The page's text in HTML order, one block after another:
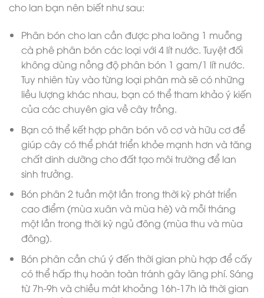
cho lan bạn nên biết như sau:
Phân bón cho lan cần được pha loãng 1 muỗng
cà phê phân bón các loại với 4 lít nước. Tuyệt đối
không dùng nồng độ phân bón 1 gam/1 lít nước.
Tuy nhiên tùy vào từng loại phân mà sẽ có những
liều lượng khác nhau, bạn có thể tham khảo ý kiến
của các chuyên gia về cây trồng.
Bạn có thể kết hợp phân bón vô cơ và hữu cơ để
giúp cây có thể phát triển khỏe mạnh hơn và tăng
chất dinh dưỡng cho đất tạo môi trường để lan
sinh trưởng.
Bón phân 2 tuần một lần trong thời kỳ phát triển
cao điểm (mùa xuân và mùa hè) và mỗi tháng
một lần trong thời kỳ ngủ đông (mùa thu và mùa
đông).
Bón phân cần chú ý đến thời gian phù hợp để cấy
có thể hấp thụ hoàn toàn tránh gây lãng phí. Sáng
từ 7h-9h và chiều mát khoảng 16h-17h là thời gian